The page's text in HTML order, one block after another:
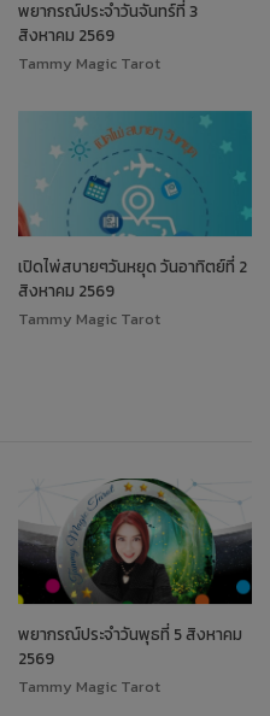
พยากรณ์ประจำวันจันทร์ที่ 3
สิงหาคม 2569
Tammy Magic Tarot
เปิดไพ่สบายๆวันหยุด วันอาทิตย์ที่ 2
สิงหาคม 2569
Tammy Magic Tarot
พยากรณ์ประจำวันพุธที่ 5 สิงหาคม
2569
Tammy Magic Tarot